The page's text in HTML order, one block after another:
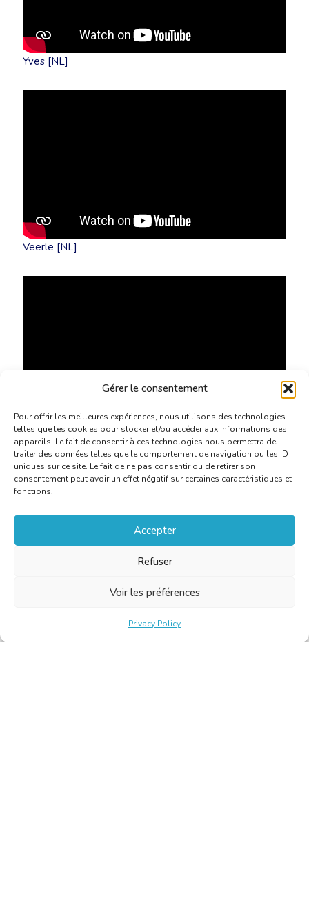
Gérer le consentement
Pour offrir les meilleures expériences, nous utilisons des technologies
telles que les cookies pour stocker et/ou accéder aux informations des
appareils. Le fait de consentir à ces technologies nous permettra de
traiter des données telles que le comportement de navigation ou les ID
uniques sur ce site. Le fait de ne pas consentir ou de retirer son
consentement peut avoir un effet négatif sur certaines caractéristiques et
fonctions.
Accepter
Refuser
Voir les préférences
Privacy Policy
Yves [NL]
Veerle [NL]